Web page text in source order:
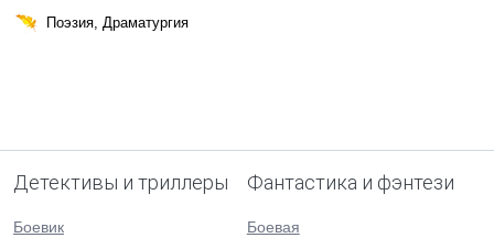
Поэзия, Драматургия
Детективы и триллеры
Боевик
Фантастика и фэнтези
Боевая